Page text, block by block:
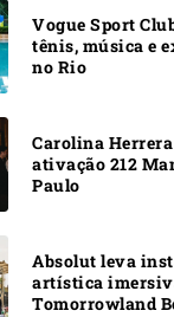
Vogue Sport
tênis, música e
no Rio
Carolina
ativação 212
Paulo
Absolut leva
artística
Tomorrowland